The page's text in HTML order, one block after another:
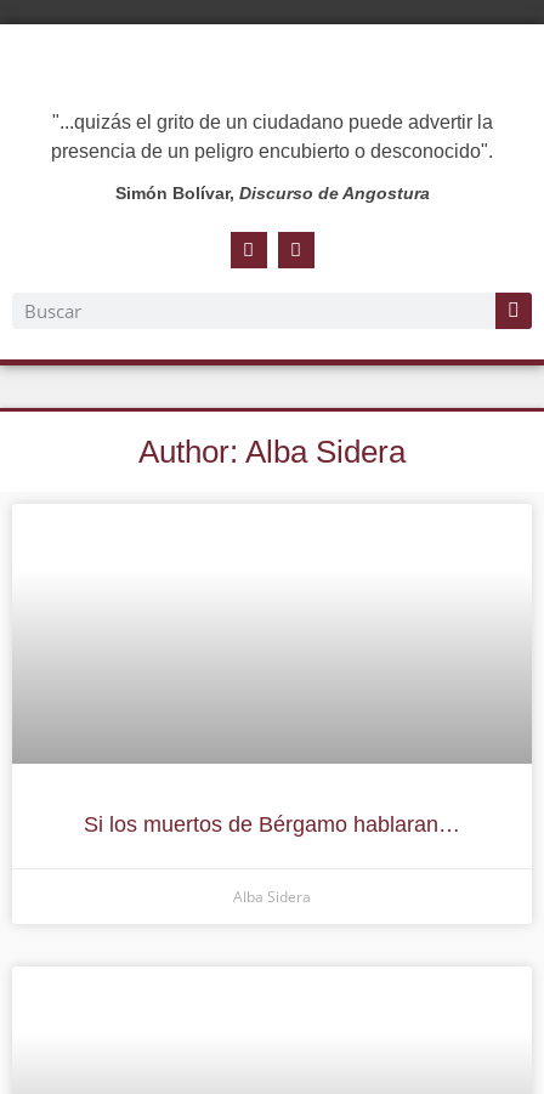
"...quizás el grito de un ciudadano puede advertir la
presencia de un peligro encubierto o desconocido".
Simón Bolívar, Discurso de Angostura
Author: Alba Sidera
Si los muertos de Bérgamo hablaran…
Alba Sidera